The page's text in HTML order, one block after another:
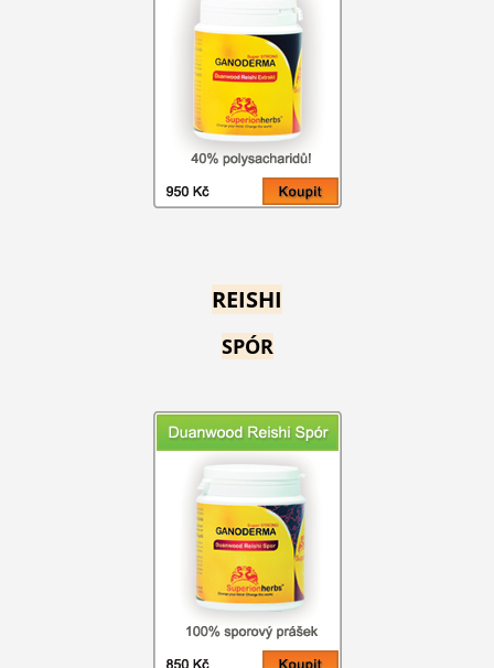
REISHI
SPÓR